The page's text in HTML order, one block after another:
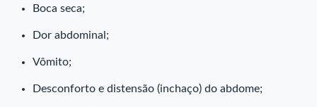
Boca seca;
Dor abdominal;
Vômito;
Desconforto e distensão (inchaço) do abdome;